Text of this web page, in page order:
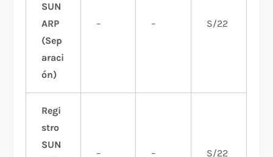
SUN
ARP
(Sep
araci
ón)
– – S/22
Regi
stro
SUN
– – S/22